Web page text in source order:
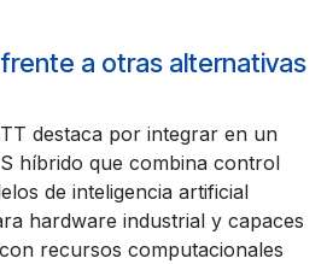
a otras alternativas
destaca por integrar en un
híbrido que combina control
de inteligencia artificial
hardware industrial y capaces
recursos computacionales